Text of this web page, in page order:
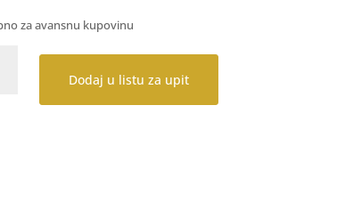
za avansnu kupovinu
Dodaj u listu za upit